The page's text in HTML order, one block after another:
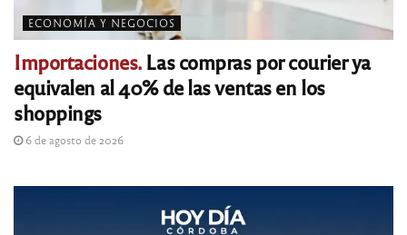
ECONOMÍA Y NEGOCIOS
Importaciones.Las compras por courier ya
equivalen al 40% de las ventas en los
shoppings
6 de agosto de 2026